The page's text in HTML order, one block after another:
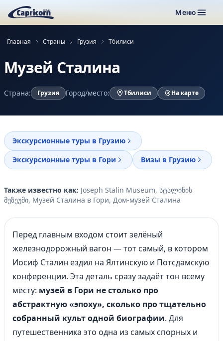
Меню
Главная Страны Грузия Тбилиси
Музей Сталина
Страна: Грузия Город/место: Тбилиси На карте
Экскурсионные туры в Грузию
Экскурсионные туры в Гори
Визы в Грузию
Также известно как: Joseph Stalin Museum, სტალინის
მუზეუმი, Музей Сталина в Гори, Дом-музей Сталина
Перед главным входом стоит зелёный
железнодорожный вагон — тот самый, в котором
Иосиф Сталин ездил на Ялтинскую и Потсдамскую
конференции. Эта деталь сразу задаёт тон всему
месту: музей в Гори не столько про
абстрактную «эпоху», сколько про тщательно
собранный культ одной биографии. Для
путешественника это одна из самых спорных и